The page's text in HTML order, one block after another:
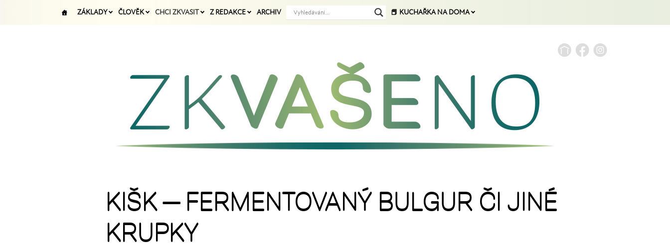
ZÁKLADY ČLOVĚK CHCI ZKVASIT Z REDAKCE ARCHIV 📕 KUCHAŘKA NA DOMA
KIŠK — FERMENTOVANÝ BULGUR ČI JINÉ
KRUPKY